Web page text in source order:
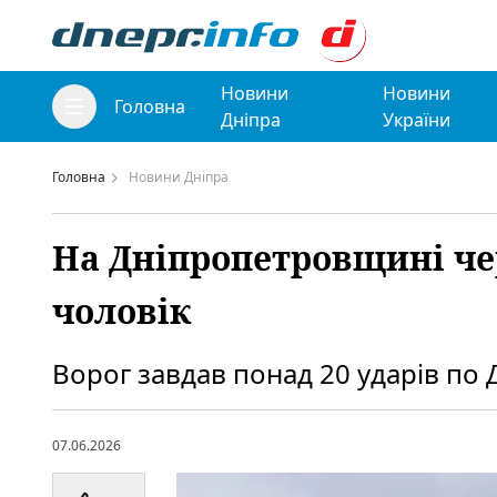
Головна
Новини
Дніпра
Новини
України
Головна Новини Дніпра
На Дніпропетровщині
чоловік
Ворог завдав понад 20 ударів
07.06.2026